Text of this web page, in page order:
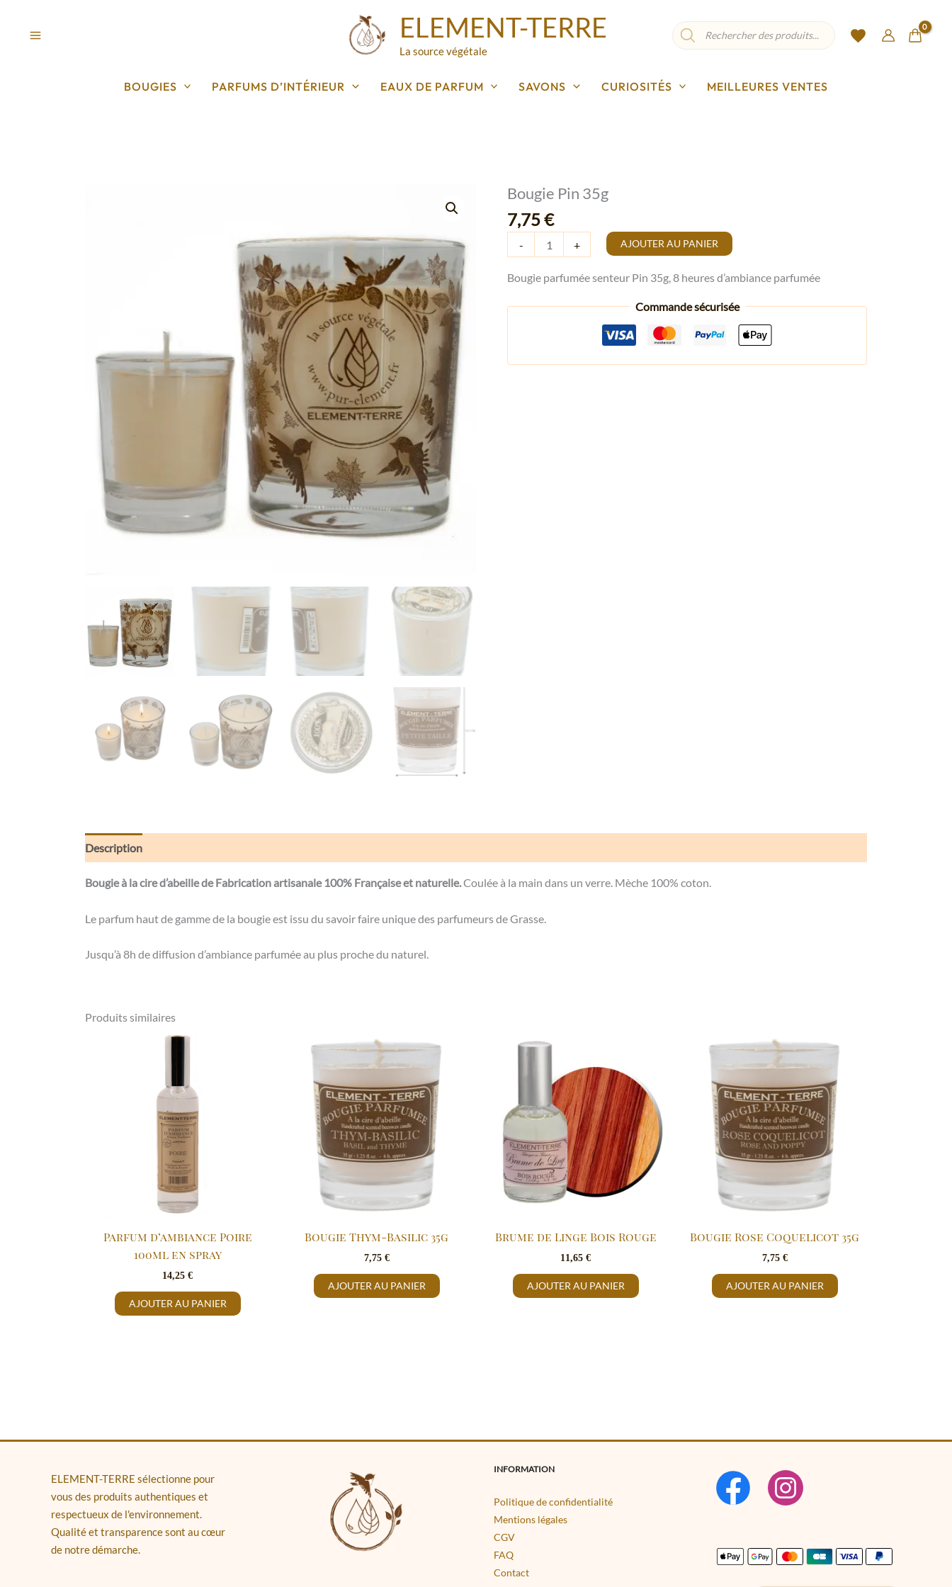
contenu
ELEMENT-TERRE
La source végétale
Recherche
de
BOUGIES PARFUMS D’INTÉRIEUR EAUX DE PARFUM SAVONS CURIOSITÉS MEILLEURES VENTES
Bougie Pin 35g
7,75€
-
quantité
de
Bougie
Pin
+ AJOUTER AU PANIER
Bougie parfumée senteur Pin 35g, 8 heures d’ambiance parfumée
Commande sécurisée
Description
Bougie à la cire d’abeille de Fabrication artisanale 100% Française et naturelle.Coulée à la main dans un verre. Mèche 100% coton.
Le parfum haut de gamme de la bougie est issu du savoir faire unique des parfumeurs de Grasse.
Jusqu’à 8h de diffusion d’ambiance parfumée au plus proche du naturel.
Produits similaires
Parfum d’ambiance Poire
100ml en spray
14,25 €
AJOUTER AU PANIER
Bougie Thym-Basilic 35g
7,75 €
AJOUTER AU PANIER
Brume de Linge Bois Rouge
11,65 €
AJOUTER AU PANIER
Bougie Rose Coquelicot 35g
7,75 €
AJOUTER AU PANIER
ELEMENT-TERRE sélectionne pour
vous des produits authentiques et
respectueux de l'environnement.
Qualité et transparence sont au cœur
de notre démarche.
INFORMATION
Politique de confidentialité
Mentions légales
CGV
FAQ
Contact